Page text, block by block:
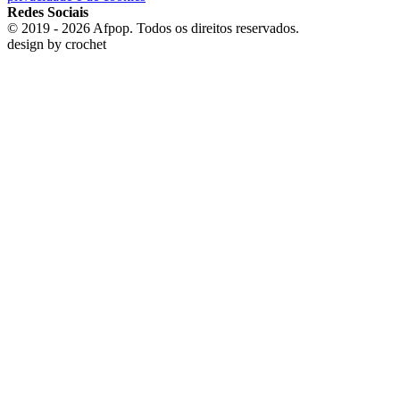
Redes Sociais
© 2019 - 2026 Afpop. Todos os direitos reservados.
design by crochet